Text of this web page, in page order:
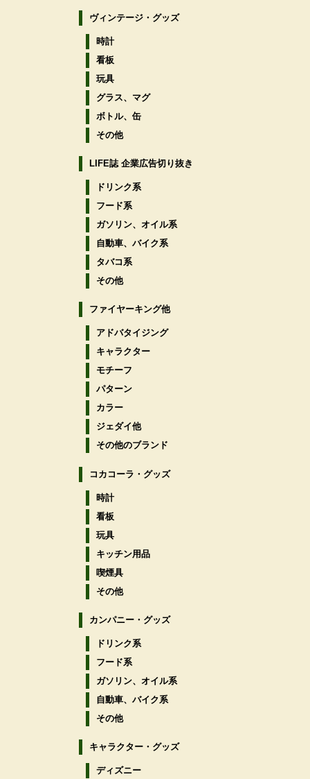
ヴィンテージ・グッズ
時計
看板
玩具
グラス、マグ
ボトル、缶
その他
LIFE誌 企業広告切り抜き
ドリンク系
フード系
ガソリン、オイル系
自動車、バイク系
タバコ系
その他
ファイヤーキング他
アドバタイジング
キャラクター
モチーフ
パターン
カラー
ジェダイ他
その他のブランド
コカコーラ・グッズ
時計
看板
玩具
キッチン用品
喫煙具
その他
カンパニー・グッズ
ドリンク系
フード系
ガソリン、オイル系
自動車、バイク系
その他
キャラクター・グッズ
ディズニー